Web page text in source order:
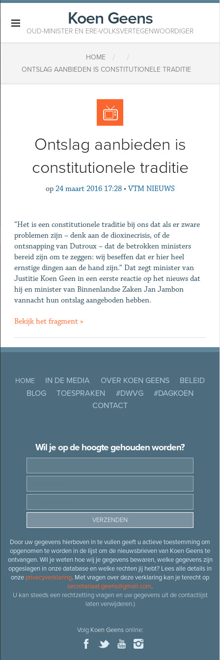
Koen Geens
OUD-MINISTER EN ERE-VOLKSVERTEGENWOORDIGER
HOME / /
ONTSLAG AANBIEDEN IS CONSTITUTIONELE TRADITIE
Ontslag aanbieden is
constitutionele traditie
op 24 maart 2016 17:28 • VTM NIEUWS
“Het is een constitutionele traditie bij ons dat als er zware
problemen zijn – denk aan de dioxinecrisis, of de
ontsnapping van Dutroux – dat de betrokken ministers
bereid zijn om te zeggen: wij beseffen dat er hier heel
ernstige dingen aan de hand zijn.” Dat zegt minister van
Justitie Koen Geen in een eerste reactie op het nieuws dat
hij en minister van Binnenlandse Zaken Jan Jambon
vannacht hun ontslag aangeboden hebben.
Bekijk het fragment »
HOME IN DE MEDIA OVER KOEN GEENS
BELEID
BLOG
TOESPRAKEN #DWVG
#DAGKOEN
CONTACT
Wil je op de hoogte gehouden worden?
Door uw gegevens hierboven in te vullen geeft u actieve toestemming om
opgenomen te worden in de lijst om de nieuwsbrieven van Koen Geens te
ontvangen. Wil je weten hoe wij je gegevens bewaren, welke gegevens zijn
opgeslagen in onze database en welke rechten jij hebt? Lees alle details in
onze privacyverklaring. Met vragen over deze verklaring kan je terecht op
secretariaat.geens@gmail.com.
U kan steeds een rechtzetting vragen en uw gegevens uit de contactlijst
laten verwijderen.)
Volg Koen Geensonline: